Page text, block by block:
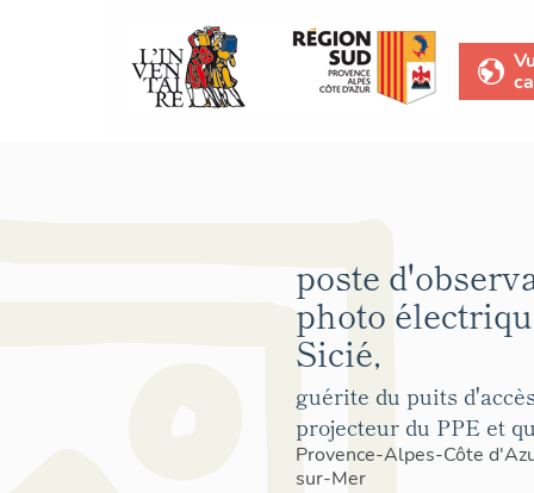
poste
photo
Sicié,
guérite du puits
projecteur du PPE et
Provence-Alpes-Côte
sur-Mer